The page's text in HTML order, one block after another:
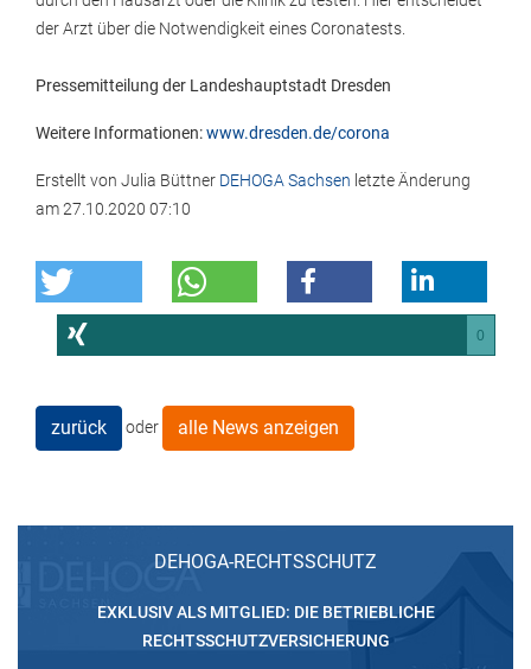
der Arzt über die Notwendigkeit eines Coronatests.
Pressemitteilung der Landeshauptstadt Dresden
Weitere Informationen:www.dresden.de/corona
Erstellt von Julia Büttner DEHOGA Sachsen letzte Änderung
am27.10.2020 07:10
0
zurück oder alle News anzeigen
DEHOGA-RECHTSSCHUTZ
EXKLUSIV ALS MITGLIED: DIE BETRIEBLICHE
RECHTSSCHUTZVERSICHERUNG